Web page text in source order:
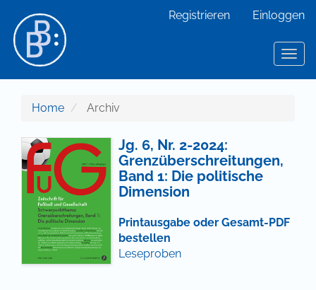
Hauptinhalt
Sidebar
Registrieren Einloggen
Home Archiv
Jg. 6, Nr. 2-2024:
Grenzüberschreitungen,
Band 1: Die politische
Dimension
Printausgabe oder Gesamt-PDF
bestellen
Leseproben